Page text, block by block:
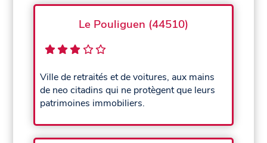
Le Pouliguen (44510)
Ville de retraités et de voitures, aux mains
de neo citadins qui ne protègent que leurs
patrimoines immobiliers.